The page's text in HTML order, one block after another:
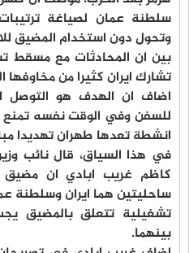
سلطنة عمان لصياغة
وتحول دون استخدام المضيق
بين ان المحادثات مع مسقط
تشارك ايران كثيرا من مخاوفها
اضاف ان الهدف هو التوصل
للسفن وفي الوقت نفسه تمنع
انشطة تعدها طهران تهديدا
في هذا السياق، قال نائب
كاظم غريب ابادي ان
ساحليتين هما ايران وسلطنة
تشغيلية تتعلق بالمضيق
بينهما.